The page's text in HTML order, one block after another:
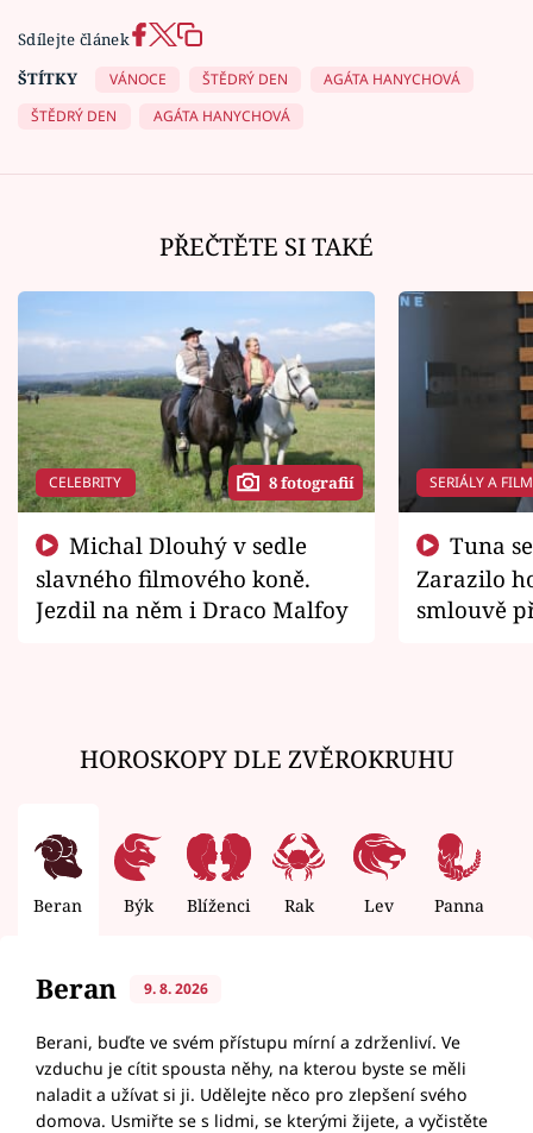
Sdílejte článek
ŠTÍTKY
VÁNOCE ŠTĚDRÝ DEN
AGÁTA HANYCHOVÁ
ŠTĚDRÝ DEN
AGÁTA HANYCHOVÁ
PŘEČTĚTE SI TAKÉ
CELEBRITY 8 fotografií
slavného filmového koně.
Jezdil na něm i Draco Malfoy
SERIÁLY A
Zarazilo
smlouvě
HOROSKOPY DLE ZVĚROKRUHU
Beran Býk Blíženci Rak Lev Panna
Beran 9. 8. 2026
Berani, buďte ve svém přístupu mírní a zdrženliví. Ve
vzduchu je cítit spousta něhy, na kterou byste se měli
naladit a užívat si ji. Udělejte něco pro zlepšení svého
domova. Usmiřte se s lidmi, se kterými žijete, a vyčistěte